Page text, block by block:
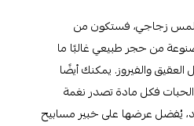
زجاجي، فستكون من
من حجر طبيعي غالبًا ما
والفيروز. يمكنك أيضًا
فكل مادة تصدر نغمة
عرضها على خبير مسابيح